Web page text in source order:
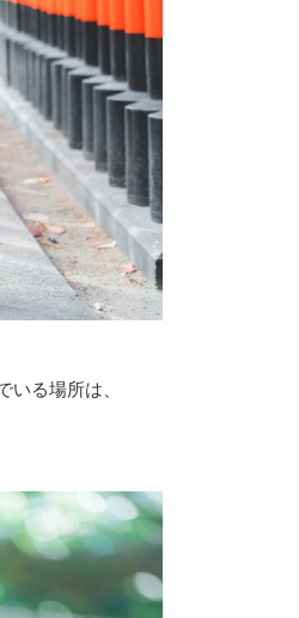
る場所は、